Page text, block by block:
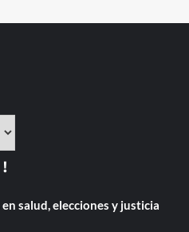
salud, elecciones y justicia